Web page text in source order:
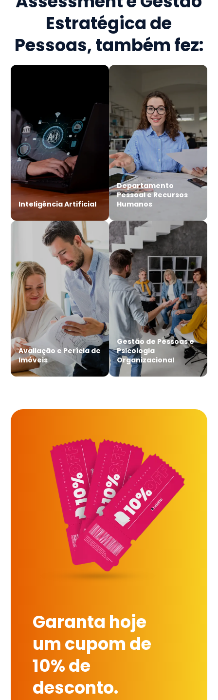
Estratégica de
Pessoas, também fez:
Inteligência Artificial
Departamento
Pessoal e Recursos
Humanos
Avaliação e Perícia de
Imóveis
Gestão de Pessoas e
Psicologia
Organizacional
Garanta hoje
um cupom de
10% de
desconto.